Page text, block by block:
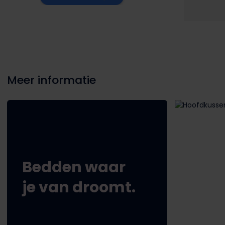
Meer informatie
Bedden waar
je van droomt.